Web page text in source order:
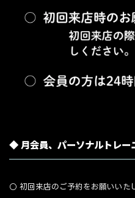
◆ 月会員、パーソナルトレー
○ 初回来店のご予約をお願いいた